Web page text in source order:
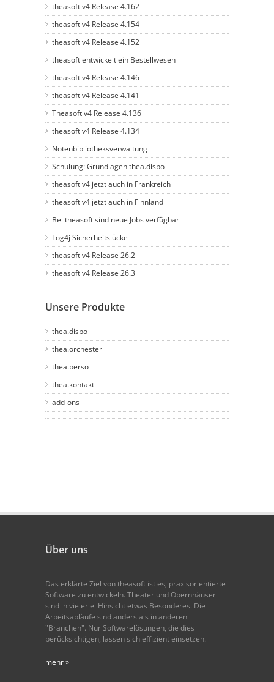
theasoft v4 Release 4.162
theasoft v4 Release 4.154
theasoft v4 Release 4.152
theasoft entwickelt ein Bestellwesen
theasoft v4 Release 4.146
theasoft v4 Release 4.141
Theasoft v4 Release 4.136
theasoft v4 Release 4.134
Notenbibliotheksverwaltung
Schulung: Grundlagen thea.dispo
theasoft v4 jetzt auch in Frankreich
theasoft v4 jetzt auch in Finnland
Bei theasoft sind neue Jobs verfügbar
Log4j Sicherheitslücke
theasoft v4 Release 26.2
theasoft v4 Release 26.3
Unsere Produkte
thea.dispo
thea.orchester
thea.perso
thea.kontakt
add-ons
Über uns
Das erklärte Ziel von theasoft ist es, praxisorientierte
Software zu entwickeln. Theater und Opernhäuser
sind in vielerlei Hinsicht etwas Besonderes. Die
Arbeitsabläufe sind anders als in anderen
"Branchen". Nur Softwarelösungen, die dies
berücksichtigen, lassen sich effizient einsetzen.
mehr »